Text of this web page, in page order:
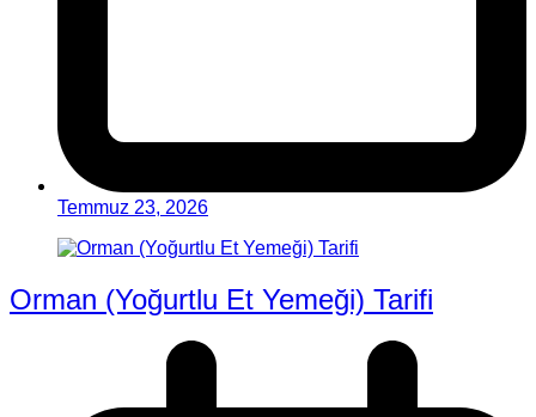
Temmuz 23, 2026
Orman (Yoğurtlu Et Yemeği) Tarifi